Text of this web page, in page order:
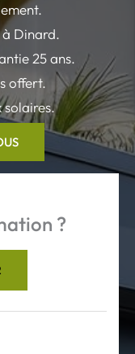
Dinard.
25 ans.
offert.
solaires.
?